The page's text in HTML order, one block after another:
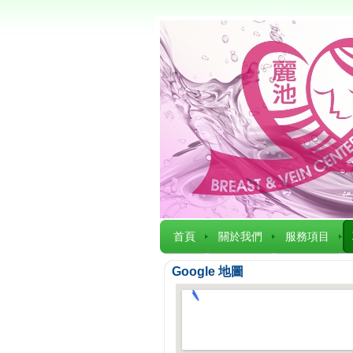
首頁 關於我們 服務項目
Google 地圖